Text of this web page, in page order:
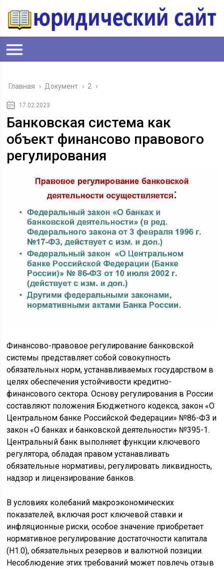
Главная › Документ › 2 ›
17.02.2023
Банковская система как
объект финансово правового
регулирования
Финансово-правовое регулирование банковской
системы представляет собой совокупность
обязательных норм, устанавливаемых государством в
целях обеспечения устойчивости кредитно-
финансового сектора. Основу регулирования в России
составляют положения Бюджетного кодекса, закон «О
Центральном банке Российской Федерации» №86-ФЗ и
закон «О банках и банковской деятельности» №395-1.
Центральный банк выполняет функции ключевого
регулятора, обладая правом устанавливать
обязательные нормативы, регулировать ликвидность,
надзор и лицензирование банков.
В условиях колебаний макроэкономических
показателей, включая рост ключевой ставки и
инфляционные риски, особое значение приобретает
нормативное регулирование достаточности капитала
(Н1.0), обязательных резервов и валютной позиции.
Несоблюдение этих требований может повлечь отзыв